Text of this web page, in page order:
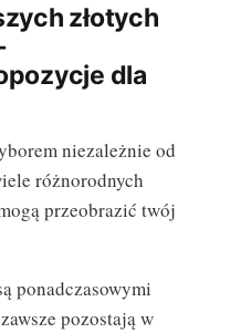
złotych
dla
niezależnie od
różnorodnych
przeobrazić twój
ponadczasowymi
pozostają w